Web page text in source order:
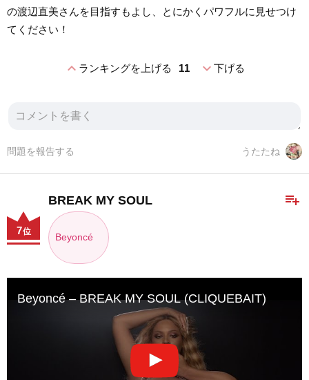
の渡辺直美さんを目指すもよし、とにかくパワフルに見せつけ
てください！
expand_lessランキングを上げる 11 expand_more下げる
うたたね
問題を報告する
playlist_add
BREAK MY SOUL
Beyoncé
7位
Beyoncé – BREAK MY SOUL (CLIQUEBAIT)